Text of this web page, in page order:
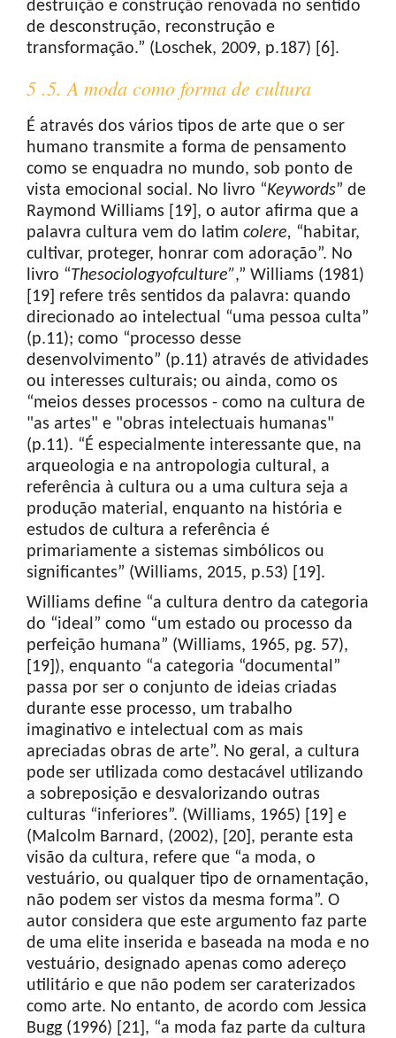
destruição e construção renovada no sentido
de desconstrução, reconstrução e
transformação.” (Loschek, 2009, p.187) [6].
5 .5. A moda como forma de cultura
É através dos vários tipos de arte que o ser
humano transmite a forma de pensamento
como se enquadra no mundo, sob ponto de
vista emocional social. No livro “Keywords” de
Raymond Williams [19], o autor afirma que a
palavra cultura vem do latim colere, “habitar,
cultivar, proteger, honrar com adoração”. No
livro “Thesociologyofculture”,” Williams (1981)
[19] refere três sentidos da palavra: quando
direcionado ao intelectual “uma pessoa culta”
(p.11); como “processo desse
desenvolvimento” (p.11) através de atividades
ou interesses culturais; ou ainda, como os
“meios desses processos - como na cultura de
"as artes" e "obras intelectuais humanas"
(p.11). “É especialmente interessante que, na
arqueologia e na antropologia cultural, a
referência à cultura ou a uma cultura seja a
produção material, enquanto na história e
estudos de cultura a referência é
primariamente a sistemas simbólicos ou
significantes” (Williams, 2015, p.53) [19].
Williams define “a cultura dentro da categoria
do “ideal” como “um estado ou processo da
perfeição humana” (Williams, 1965, pg. 57),
[19]), enquanto “a categoria “documental”
passa por ser o conjunto de ideias criadas
durante esse processo, um trabalho
imaginativo e intelectual com as mais
apreciadas obras de arte”. No geral, a cultura
pode ser utilizada como destacável utilizando
a sobreposição e desvalorizando outras
culturas “inferiores”. (Williams, 1965) [19] e
(Malcolm Barnard, (2002), [20], perante esta
visão da cultura, refere que “a moda, o
vestuário, ou qualquer tipo de ornamentação,
não podem ser vistos da mesma forma”. O
autor considera que este argumento faz parte
de uma elite inserida e baseada na moda e no
vestuário, designado apenas como adereço
utilitário e que não podem ser caraterizados
como arte. No entanto, de acordo com Jessica
Bugg (1996) [21], “a moda faz parte da cultura